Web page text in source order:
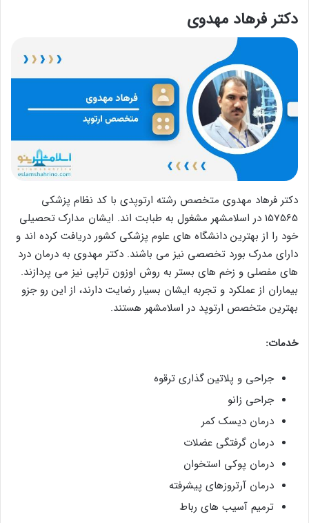
دکتر فرهاد مهدوی
دکتر فرهاد مهدوی متخصص رشته ارتوپدی با کد نظام پزشکی
157565 در اسلامشهر مشغول به طبابت اند. ایشان مدارک تحصیلی
خود را از بهترین دانشگاه های علوم پزشکی کشور دریافت کرده اند و
دارای مدرک بورد تخصصی نیز می باشند. دکتر مهدوی به درمان درد
های مفصلی و زخم های بستر به روش اوزون تراپی نیز می پردازند.
بیماران از عملکرد و تجربه ایشان بسیار رضایت دارند، از این رو جزو
بهترین متخصص ارتوپد در اسلامشهر هستند.
خدمات:
جراحی و پلاتین گذاری ترقوه
جراحی زانو
درمان دیسک کمر
درمان گرفتگی عضلات
درمان پوکی استخوان
درمان آرتروزهای پیشرفته
ترمیم آسیب های رباط